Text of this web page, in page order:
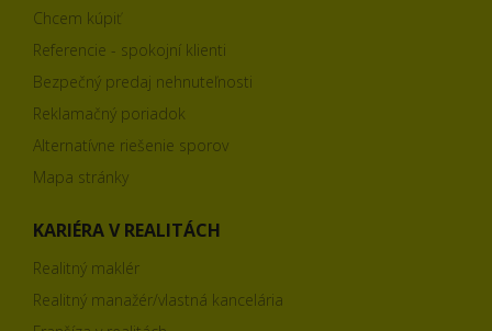
Chcem kúpiť
Referencie - spokojní klienti
Bezpečný predaj nehnuteľnosti
Reklamačný poriadok
Alternatívne riešenie sporov
Mapa stránky
KARIÉRA V REALITÁCH
Realitný maklér
Realitný manažér/vlastná kancelária